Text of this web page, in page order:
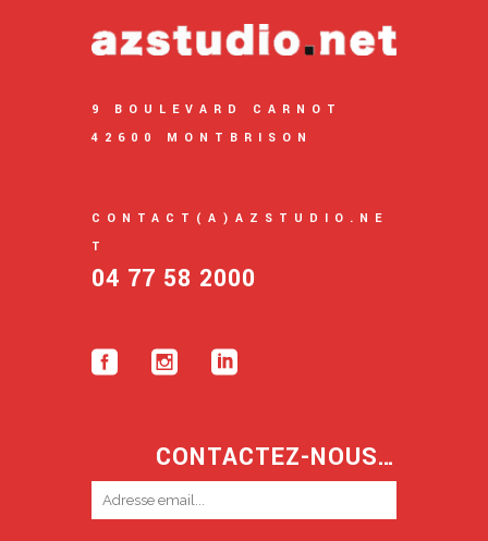
9 BOULEVARD CARNOT
42600 MONTBRISON
CONTACT(A)AZSTUDIO.NE
T
04 77 58 2000
CONTACTEZ-NOUS…